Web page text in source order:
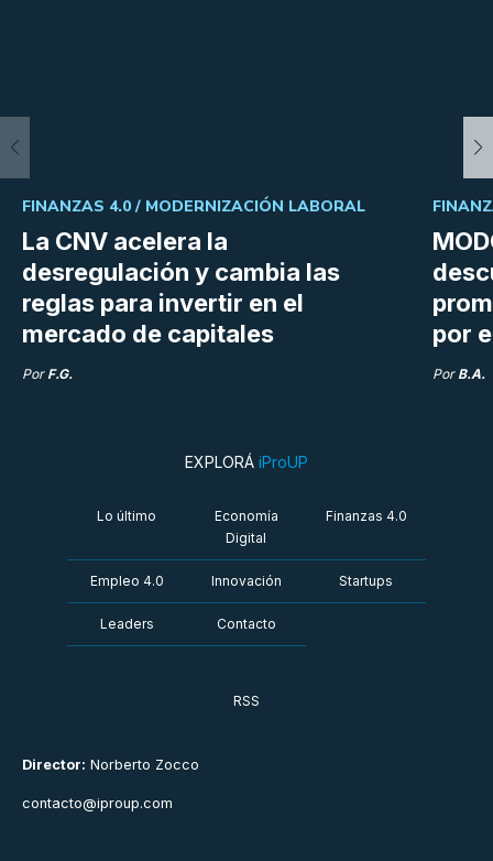
La CNV acelera la
desregulación y cambia las
reglas para invertir en el
mercado de capitales
FINANZAS 4.0 / MODERNIZACIÓN LABORAL
Por F.G.
por
Por B.A.
Director: Norberto Zocco
contacto@iproup.com
EXPLORÁ iProUP
Lo último
Economía
Digital
Finanzas 4.0
Empleo 4.0 Innovación Startups
Leaders Contacto
RSS